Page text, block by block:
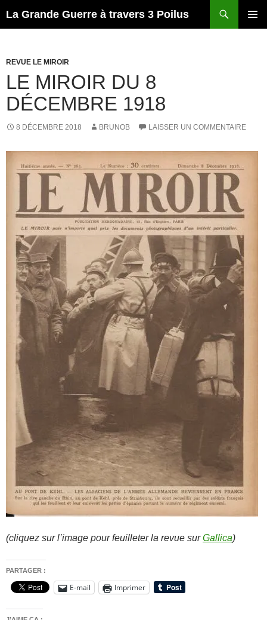
La Grande Guerre à travers 3 Poilus
REVUE LE MIROIR
LE MIROIR DU 8
DÉCEMBRE 1918
8 DÉCEMBRE 2018 BRUNOB LAISSER UN COMMENTAIRE
(cliquez sur l’image pour feuilleter la revue surGallica)
PARTAGER :
E-mail Imprimer